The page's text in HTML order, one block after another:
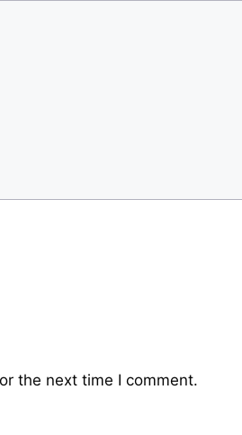
the next time I comment.